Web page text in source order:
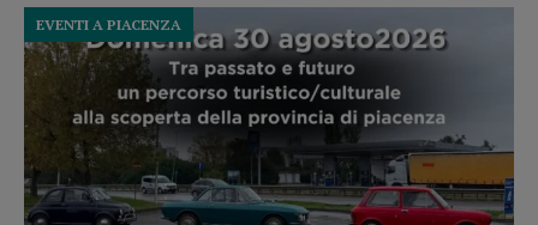
EVENTI A PIACENZA